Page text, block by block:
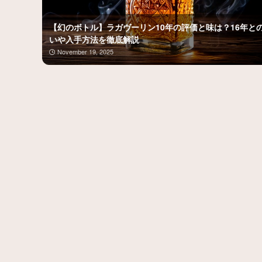
【幻のボトル】ラガヴーリン10年の評価と味は？16年と
いや入手方法を徹底解説
November 19, 2025